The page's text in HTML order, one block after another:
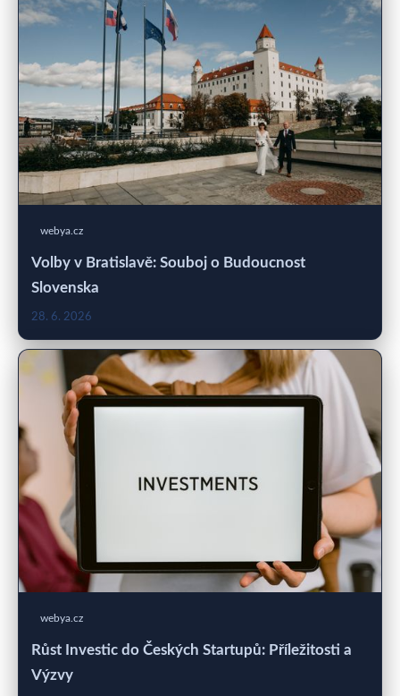
webya.cz
Volby v Bratislavě: Souboj o Budoucnost
Slovenska
28. 6. 2026
webya.cz
Růst Investic do Českých Startupů: Příležitosti a
Výzvy